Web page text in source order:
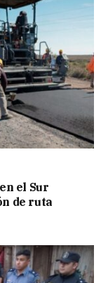
el Sur
de ruta